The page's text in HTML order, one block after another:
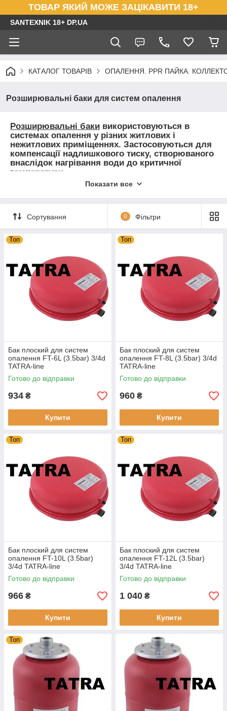
ТОВАР ЯКИЙ МОЖЕ ЗАЦІКАВИТИ 18+
SANTEXNIK 18+ DP.UA
КАТАЛОГ ТОВАРІВ ОПАЛЕННЯ. PPR ПАЙКА.
Розширювальні баки для систем опалення
Розширювальні баки використовуються в
системах опалення у різних житлових і
нежитлових приміщеннях. Застосовуються для
компенсації надлишкового тиску, створюваного
внаслідок нагрівання води до критичної
температури.
Розрізняються баки розширювальні за формою:
розмірів.
Купити або замовити баки розширювальні різних
розмірів і об'ємів Ви можете в нашому інтернет
або оформивши замовлення прямо на сайті.
Показати все
Сортування 0 Фільтри
Топ
Бак плоский для систем
опалення FT-6L (3.5bar) 3/4d
TATRA-line
Готово до відправки
934 ₴
Купити
Топ
Бак плоский для систем
опалення FT-8L (3.5bar) 3/4d
TATRA-line
Готово до відправки
960 ₴
Купити
Топ
Бак плоский для систем
опалення FT-10L (3.5bar)
3/4d TATRA-line
Готово до відправки
966 ₴
Купити
Топ
Бак плоский для систем
опалення FT-12L (3.5bar)
3/4d TATRA-line
Готово до відправки
1 040 ₴
Купити
Топ